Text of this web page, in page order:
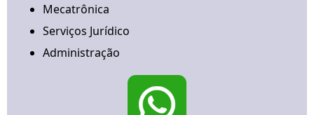
Mecatrônica
Serviços Jurídico
Administração